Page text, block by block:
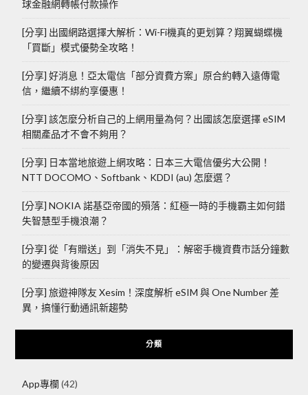
球金融網轉帳付款操作
[分享] 出國網路選擇大解析：Wi-Fi機真的更划算？翔翼蝴蝶機
「買斷」模式優勢全攻略！
[分享] 好消息！亞太電信「部分資費方案」原合約轉入遠傳電
信，繼續不綁約享優惠！
[分享] 該怎麼分析自己的上網用量為何？出國該怎麼選擇 eSIM
相關產品才不會不夠用？
[分享] 日本當地旅遊上網攻略：日本三大電信優劣大公開！
NTT DOCOMO、Softbank、KDDI (au) 怎麼選？
[分享] NOKIA 諾基亞帝國的殞落：紅極一時的手機霸主如何錯
失智慧型手機浪潮？
[分享] 從「有贈送」到「消失不見」：解密手機資費市話分鐘數
的變遷與背後原因
[分享] 旅遊神隊友 Xesim！深度解析 eSIM 與 One Number 差
異，搞懂行動通訊新趨勢
分類
App專欄 (42)